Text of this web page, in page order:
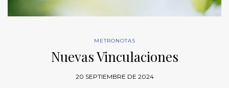
METRONOTAS
Nuevas Vinculaciones
20 SEPTIEMBRE DE 2024